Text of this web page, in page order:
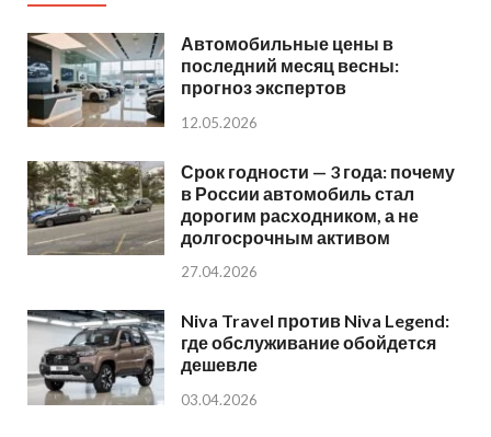
Автомобильные цены в
последний месяц весны:
прогноз экспертов
12.05.2026
Срок годности — 3 года: почему
в России автомобиль стал
дорогим расходником, а не
долгосрочным активом
27.04.2026
Niva Travel против Niva Legend:
где обслуживание обойдется
дешевле
03.04.2026